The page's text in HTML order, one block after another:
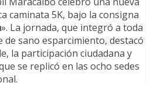
caminata 5K, bajo la consigna
». La jornada, que integró a toda
sano esparcimiento, destacó
la participación ciudadana y
se replicó en las ocho sedes